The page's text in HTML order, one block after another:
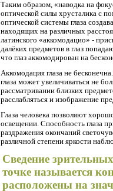
Таким образом, «наводка на
оптической силы хрусталика с
оптической системы глаза
находящих на различных
латинского «аккомодацио» -
далёких предметов в глаз
что глаз аккомодирован на
Аккомодация глаза не
глаза может увеличиваться не
рассматривании близких
расслабляться и изображение
Глаза человека позволяют
освещении. Способность глаза
раздражения окончаний
различной степени яркости
Сведение
точке называется
расположены на